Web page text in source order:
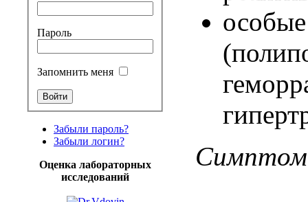
Пароль
Запомнить меня
Забыли пароль?
Забыли логин?
Оценка лабораторных
исследований